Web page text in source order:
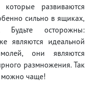
которые развиваются
сильно в ящиках,
осторожны:
являются идеальной
они являются
размножения. Так
можно чаще!